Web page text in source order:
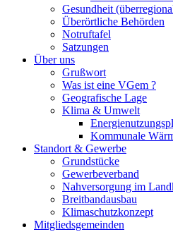
Gesundheit
Überörtliche Behörden
Notruftafel
Satzungen
Über uns
Grußwort
Was ist eine VGem ?
Geografische Lage
Klima & Umwelt
Kommunale
Standort & Gewerbe
Grundstücke
Gewerbeverband
Nahversorgung im
Breitbandausbau
Klimaschutzkonzept
Mitgliedsgemeinden